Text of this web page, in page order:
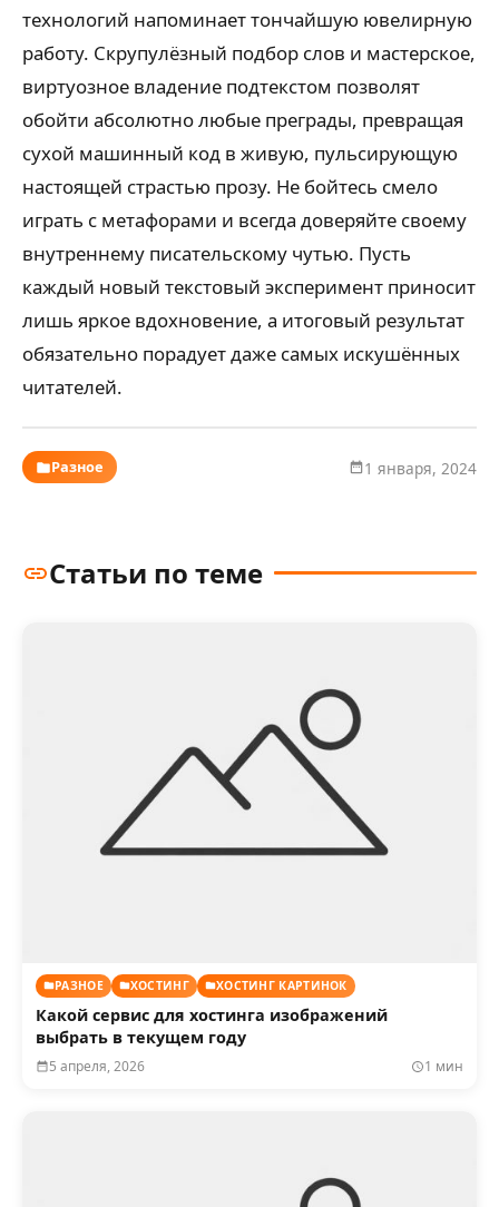
технологий напоминает тончайшую ювелирную
работу. Скрупулёзный подбор слов и мастерское,
виртуозное владение подтекстом позволят
обойти абсолютно любые преграды, превращая
сухой машинный код в живую, пульсирующую
настоящей страстью прозу. Не бойтесь смело
играть с метафорами и всегда доверяйте своему
внутреннему писательскому чутью. Пусть
каждый новый текстовый эксперимент приносит
лишь яркое вдохновение, а итоговый результат
обязательно порадует даже самых искушённых
читателей.
Разное 1 января, 2024
Статьи по теме
РАЗНОЕ ХОСТИНГ ХОСТИНГ КАРТИНОК
Какой сервис для хостинга изображений
выбрать в текущем году
5 апреля, 2026 1 мин